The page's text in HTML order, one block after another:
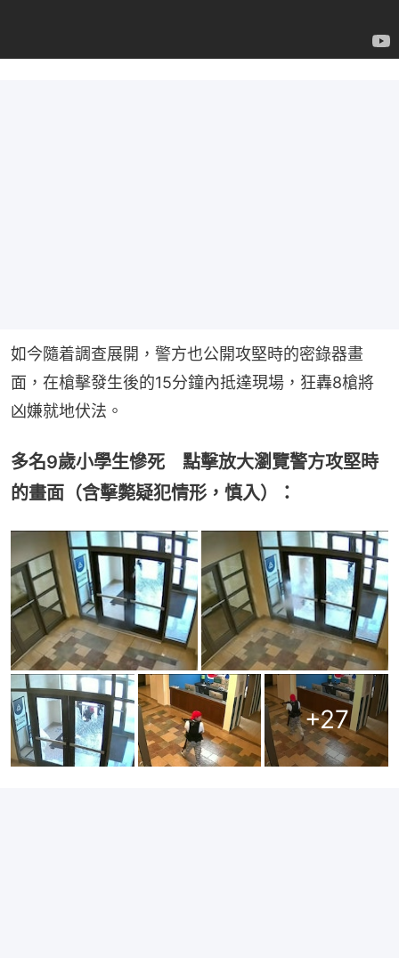
如今隨着調查展開，警方也公開攻堅時的密錄器畫
面，在槍擊發生後的15分鐘內抵達現場，狂轟8槍將
凶嫌就地伏法。
多名9歲小學生慘死 點擊放大瀏覽警方攻堅時
的畫面（含擊斃疑犯情形，慎入）：
+27